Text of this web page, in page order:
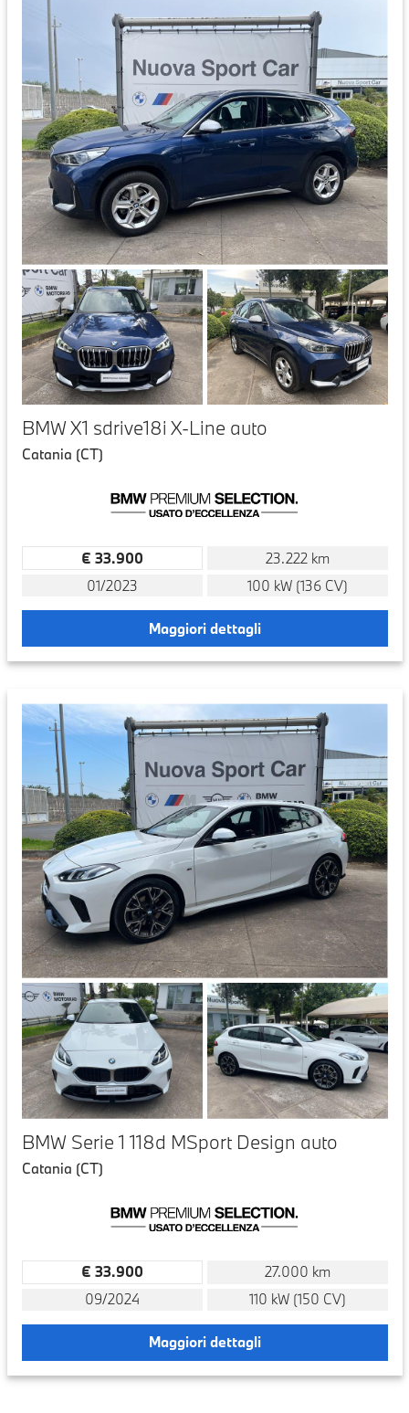
BMW X1 sdrive18i X-Line auto
Catania (CT)
€ 33.900
23.222 km
01/2023
100 kW (136 CV)
Maggiori dettagli
BMW Serie 1 118d MSport Design auto
Catania (CT)
€ 33.900
27.000 km
09/2024
110 kW (150 CV)
Maggiori dettagli